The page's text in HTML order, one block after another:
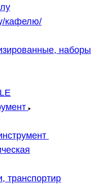
кафелю/
наборы
транспортир